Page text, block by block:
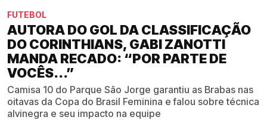
FUTEBOL
AUTORA DO GOL DA CLASSIFICAÇÃO
DO CORINTHIANS, GABI ZANOTTI
MANDA RECADO: “POR PARTE DE
VOCÊS...”
Camisa 10 do Parque São Jorge garantiu as Brabas nas
oitavas da Copa do Brasil Feminina e falou sobre técnica
alvinegra e seu impacto na equipe